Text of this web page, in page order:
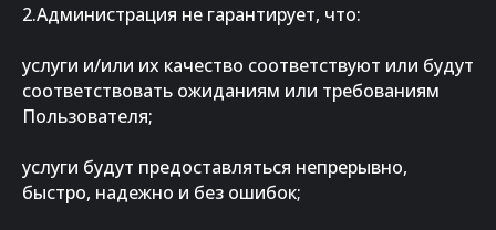
2.Администрация не гарантирует, что:
услуги и/или их качество соответствуют или будут
соответствовать ожиданиям или требованиям
Пользователя;
услуги будут предоставляться непрерывно,
быстро, надежно и без ошибок;